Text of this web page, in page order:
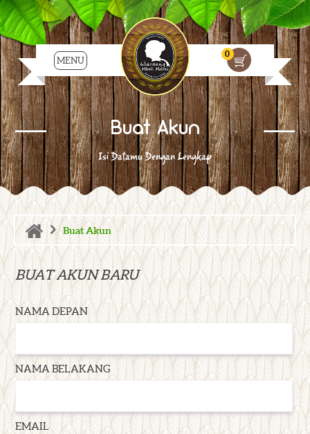
MENU
0
Buat Akun
Isi Datamu Dengan Lengkap
> Buat Akun
BUAT AKUN BARU
NAMA DEPAN
NAMA BELAKANG
EMAIL